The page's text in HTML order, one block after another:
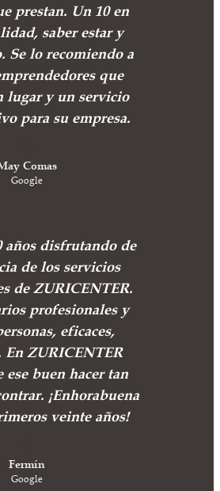
prestan. Un 10 en
saber estar y
Se lo recomiendo a
que
lugar y un servicio
para su empresa.
Comas
Google
años disfrutando de
de los servicios
de ZURICENTER.
profesionales y
eficaces,
En ZURICENTER
ese buen hacer tan
¡Enhorabuena
veinte años!
Fermín
Google